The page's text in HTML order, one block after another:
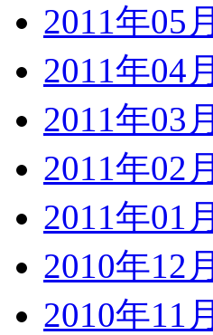
2011年05月
2011年04月
2011年03月
2011年02月
2011年01月
2010年12月
2010年11月